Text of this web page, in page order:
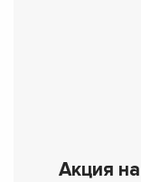
Акция